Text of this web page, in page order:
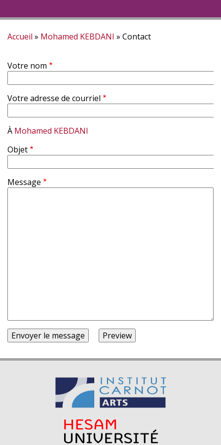
d'Ariane
Accueil Mohamed KEBDANI Contact
Votre nom
Votre adresse de courriel
À Mohamed KEBDANI
Objet
Message